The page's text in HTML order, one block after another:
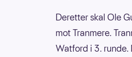
Deretter skal Ole
mot Tranmere.
Watford i 3. runde.